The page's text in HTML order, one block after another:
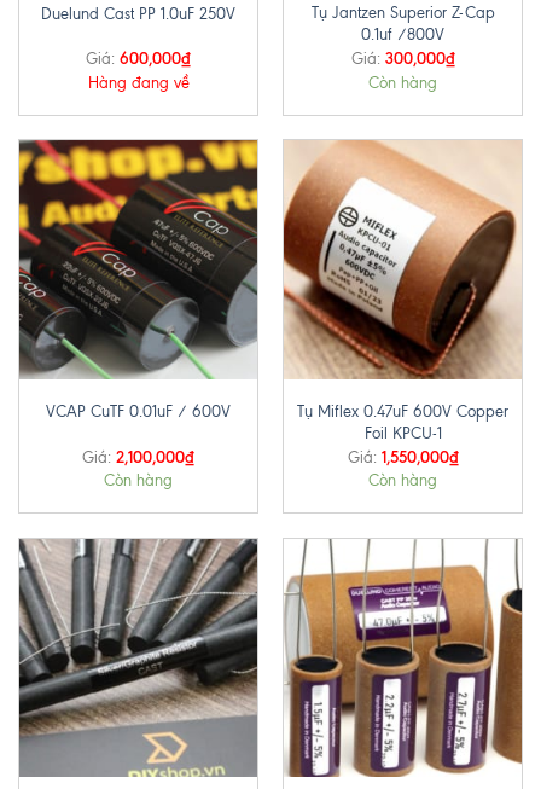
Duelund Cast PP 1.0uF 250V
Giá: 600,000₫
Hàng đang về
Tụ Jantzen Superior Z-Cap
0.1uf /800V
Giá: 300,000₫
Còn hàng
VCAP CuTF 0.01uF / 600V
Giá: 2,100,000₫
Còn hàng
Tụ Miflex 0.47uF 600V Copper
Foil KPCU-1
Giá: 1,550,000₫
Còn hàng